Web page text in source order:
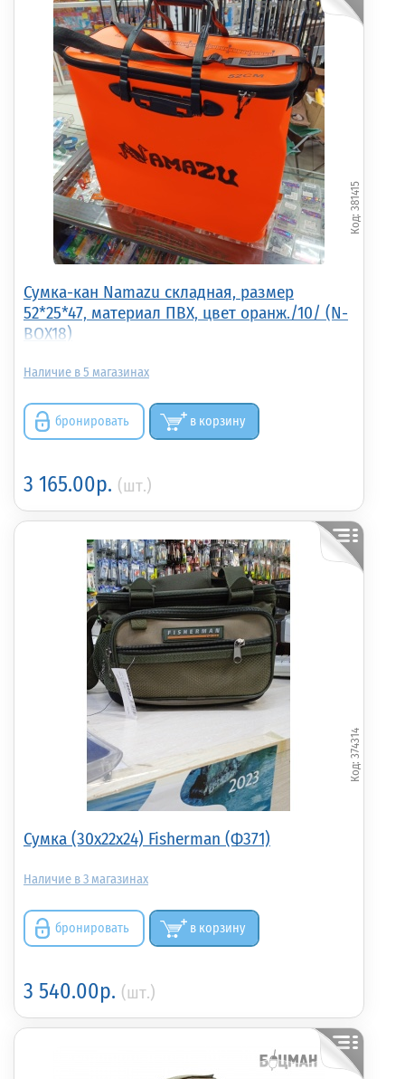
Сумка-кан Namazu складная, размер
52*25*47, материал ПВХ, цвет оранж./10/ (N-
BOX18)
381415
5
бронировать в корзину
3 165.00р. (шт.)
Сумка (30х22х24) Fisherman (Ф371)
374314
3
бронировать в корзину
3 540.00р. (шт.)